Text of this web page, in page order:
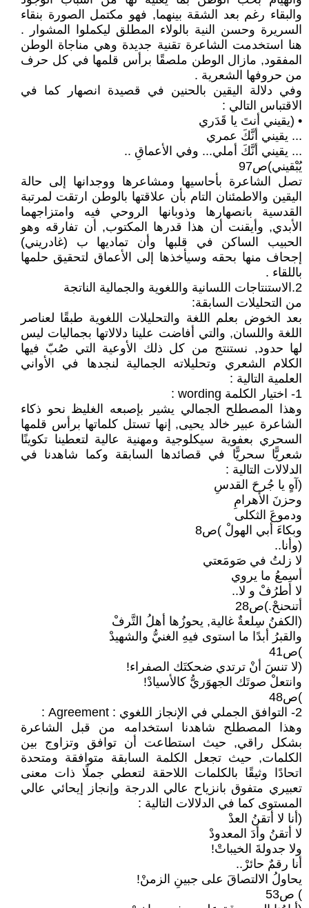
والبقاء رغم بعد الشقة بينهما, فهو مكتمل الصورة بنقاء
السريرة وحسن النية بالولاء المطلق ليكملوا المشوار .
هنا استخدمت الشاعرة تقنية جديدة وهي مناجاة الوطن
المفقود, مازال الوطن ملصقًا برأس قلمها في كل حرف
من حروفها الشعرية .
وفي دلالة اليقين بالحنين في قصيدة انصهار كما في
الاقتباس التالي :
• (يقيني أنتَ يا قَدَري
... يقيني أنَّكَ عمري
... يقيني أنَّكَ أملي... وفي الأعماقِ ..
يُبْقيني)ص97
تصل الشاعرة بأحاسيها ومشاعرها ووجدانها إلى حالة
اليقين والاطمئنان التام بأن علاقتها بالوطن ارتقت لمرتبة
القدسية بانصهارها وذوبانها الروحي فيه وامتزاجهما
الأبدي, وأيقنت أن هذا قدرها المكتوب, أن تفارقه وهو
الحبيب الساكن في قلبها وأن تماديها ب (غادريني)
إجحاف منها بحقه وسيأخذها إلى الأعماق لتحقيق حلمها
باللقاء .
2.الاستنتاجات اللسانية واللغوية والجمالية الناتجة
من التحليلات السابقة:
بعد الخوض بعلم اللغة والتحليلات اللغوية طبقًا لعناصر
اللغة واللسان, والتي أفاضت علينا دلالاتها بجماليات ليس
لها حدود, نستنتج من كل ذلك الأوعية التي صُبّ فيها
الكلام الشعري وتحليلاته الجمالية لنجدها في الأواني
العلمية التالية :
1- اختيار الكلمة wording :
وهذا المصطلح الجمالي يشير بإصبعه الغليظ نحو ذكاء
الشاعرة عبير خالد يحيى, إنها تستل كلماتها برأس قلمها
السحري بعفوية سيكلوجية ومهنية عالية لتعطينا تكوينًا
شعريًّا سحريًّا في قصائدها السابقة وكما شاهدنا في
الدلالات التالية :
(آهٍ يا جُرحَ القدسِ
وحزنَ الأهرامِ
ودموعَ الثكلى
وبكاءَ أبي الهولْ )ص8
(وأنا..
لا زلتُ في صَومَعتي
أسمعُ ما يروي
لا أَطرُفْ و لا..
أتنحنحْ.)ص28
(الكفنُ سِلعةٌ غالية, يحوزُها أهلُ التَّرفْ
والقبرُ أبدًا ما استوى فيهِ الغنيُّ والشهيدْ
)ص41
(لا تنسَ أنْ ترتدي ضحكتَك الصفراء!
وانتعلْ صوتَك الجهوَريُّ كالأسيادْ!
)ص48
2- التوافق الجملي في الإنجاز اللغوي : Agreement :
وهذا المصطلح شاهدنا استخدامه من قبل الشاعرة
بشكل راقي, حيث استطاعت أن توافق وتزاوج بين
الكلمات, حيث تجعل الكلمة السابقة متوافقة ومتحدة
اتحادًا وثيقًا بالكلمات اللاحقة لتعطي جملًا ذات معنى
تعبيري متفوق بانزياح عالي الدرجة وإنجاز إيحائي عالي
المستوى كما في الدلالات التالية :
(أنا لا أتقنُ العدْ
لا أتقنُ وأدَ المعدودْ
ولا جدولةَ الخيباتْ!
أنا رقمٌ حائرْ..
يحاولُ الالتصاقَ على جبينِ الزمنْ!
) ص53